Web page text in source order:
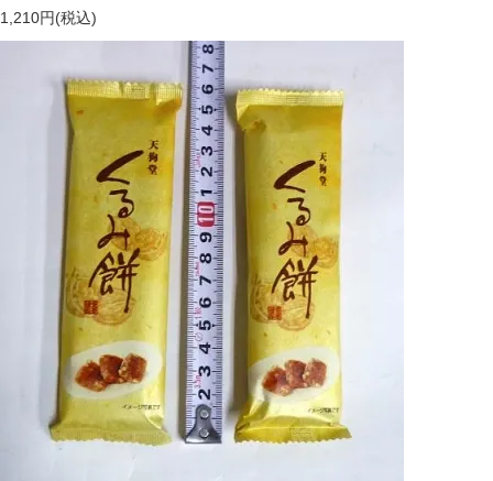
1,210円(税込)